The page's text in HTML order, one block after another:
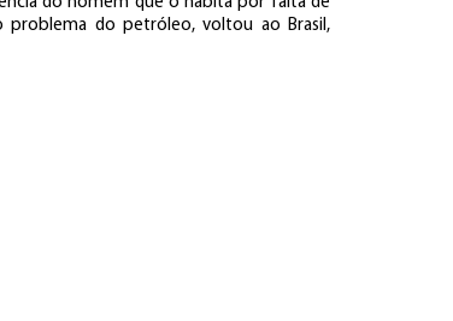
problema do petróleo, voltou ao Brasil,